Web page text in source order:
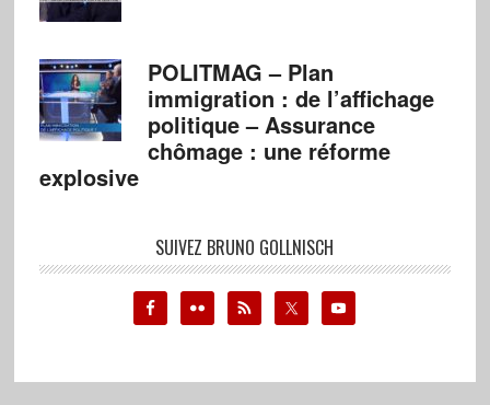
POLITMAG – Plan
immigration : de l’affichage
politique – Assurance
chômage : une réforme
explosive
SUIVEZ BRUNO GOLLNISCH